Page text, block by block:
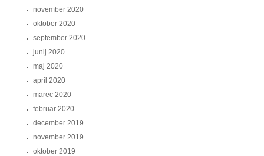
november 2020
oktober 2020
september 2020
junij 2020
maj 2020
april 2020
marec 2020
februar 2020
december 2019
november 2019
oktober 2019